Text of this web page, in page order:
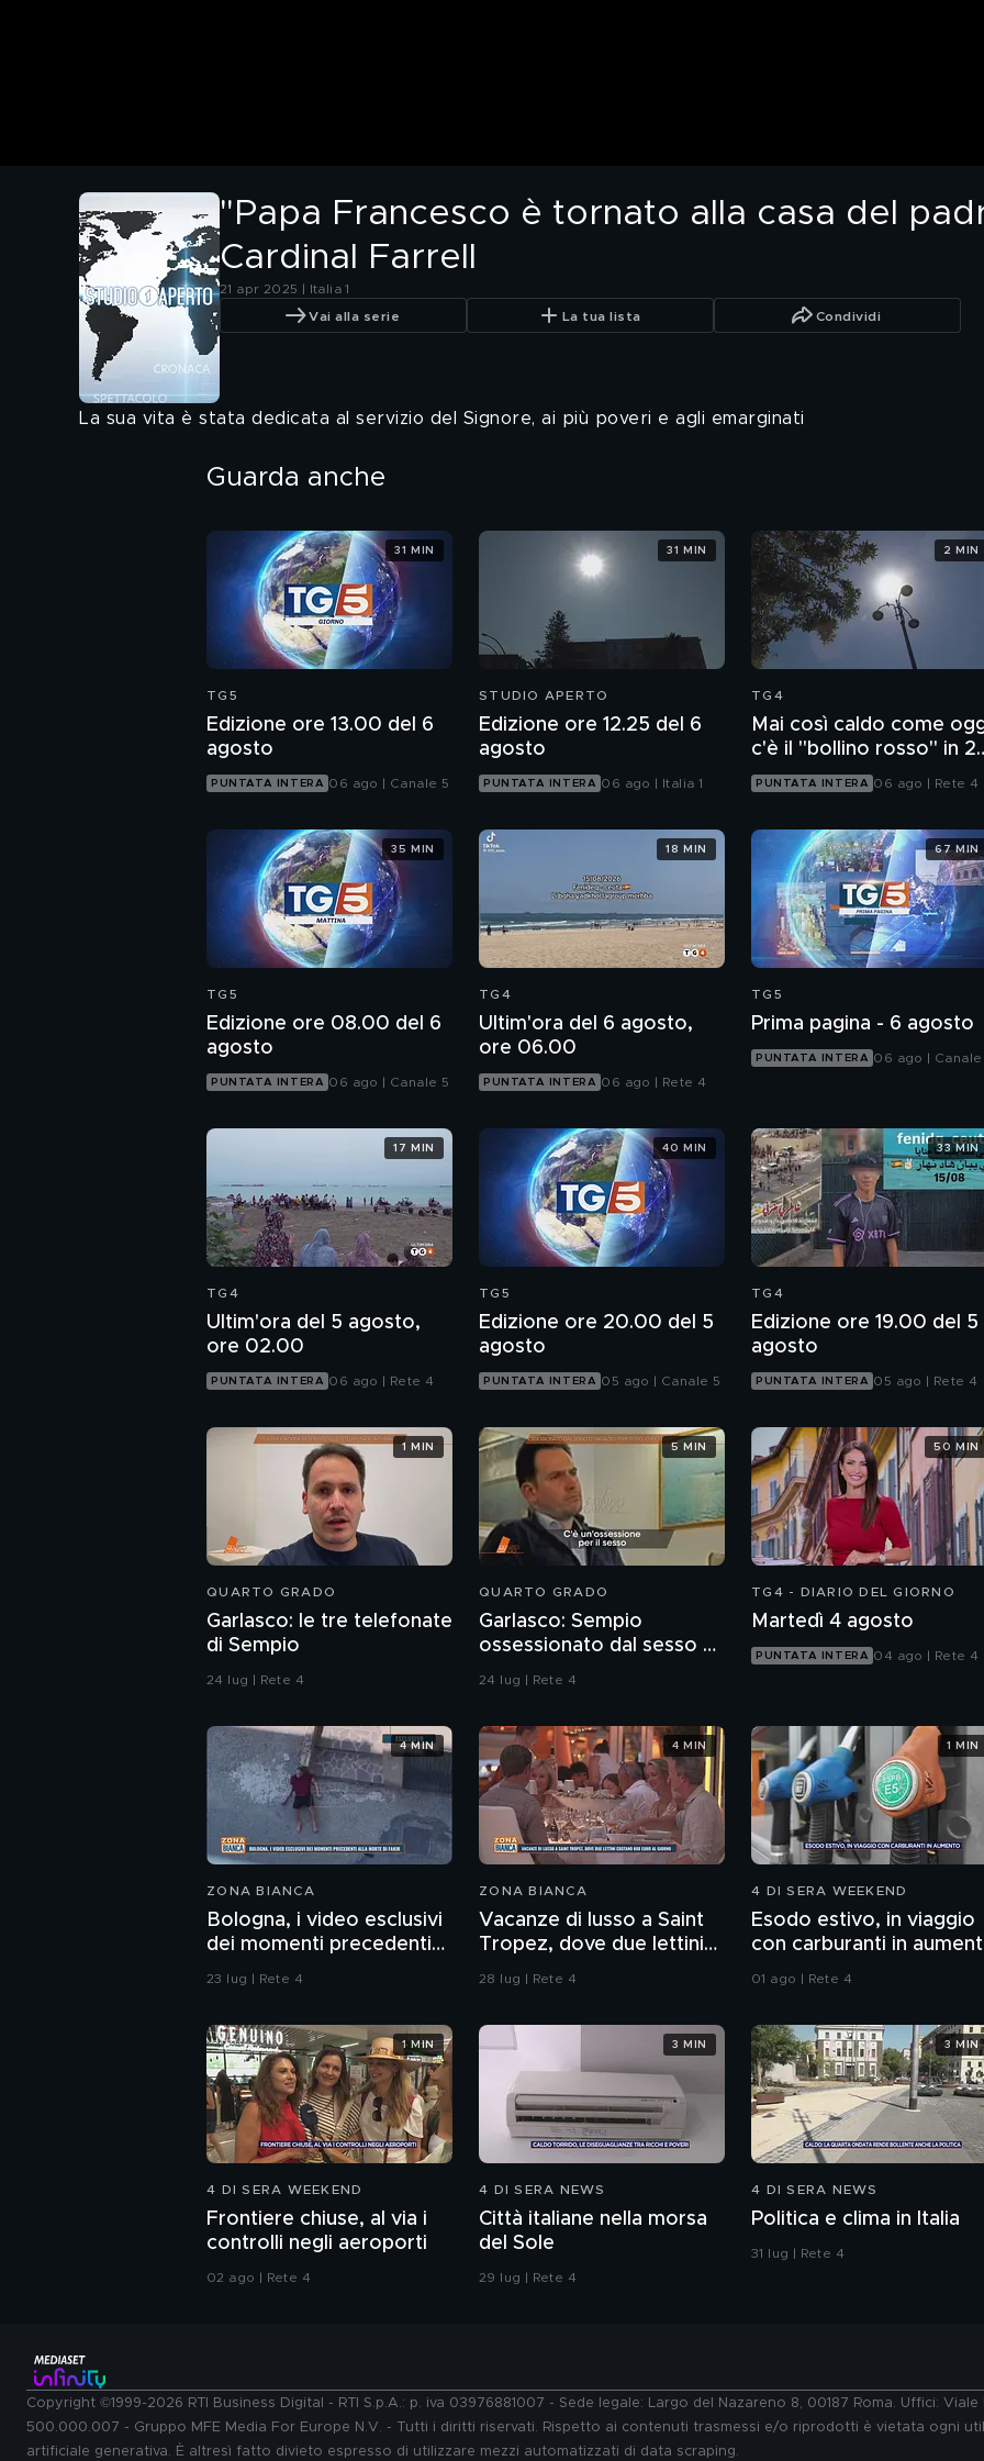
"Papa Francesco è tornato alla casa del
Cardinal Farrell
21 apr 2025 | Italia 1
Vai alla serie La tua lista Condividi
La sua vita è stata dedicata al servizio del Signore, ai più poveri e agli emarginati
Guarda anche
TG5
Edizione ore 13.00 del 6
agosto
PUNTATA INTERA 06 ago | Canale 5
31 MIN
STUDIO APERTO
Edizione ore 12.25 del 6
agosto
PUNTATA INTERA 06 ago | Italia 1
31 MIN
TG4
Mai così caldo come
c'è il "bollino rosso" in
città
PUNTATA INTERA 06 ago | Rete 4
2 MIN
TG5
Edizione ore 08.00 del 6
agosto
PUNTATA INTERA 06 ago | Canale 5
35 MIN
TG4
Ultim'ora del 6 agosto,
ore 06.00
PUNTATA INTERA 06 ago | Rete 4
18 MIN
TG5
Prima pagina - 6 agosto
PUNTATA INTERA 06 ago | Canale
67 MIN
TG4
Ultim'ora del 5 agosto,
ore 02.00
PUNTATA INTERA 06 ago | Rete 4
17 MIN
TG5
Edizione ore 20.00 del 5
agosto
PUNTATA INTERA 05 ago | Canale 5
40 MIN
TG4
Edizione ore 19.00 del 5
agosto
PUNTATA INTERA 05 ago | Rete 4
33 MIN
QUARTO GRADO
Garlasco: le tre telefonate
di Sempio
24 lug | Rete 4
1 MIN
QUARTO GRADO
Garlasco: Sempio
ossessionato dal sesso o
ragazzo rispettoso?
24 lug | Rete 4
5 MIN
TG4 - DIARIO DEL GIORNO
Martedì 4 agosto
PUNTATA INTERA 04 ago | Rete 4
50 MIN
ZONA BIANCA
Bologna, i video esclusivi
dei momenti precedenti
alla morte di Fakir
23 lug | Rete 4
4 MIN
ZONA BIANCA
Vacanze di lusso a Saint
Tropez, dove due lettini
costano 800 euro al
28 lug | Rete 4
4 MIN
4 DI SERA WEEKEND
Esodo estivo, in viaggio
con carburanti in
01 ago | Rete 4
1 MIN
4 DI SERA WEEKEND
Frontiere chiuse, al via i
controlli negli aeroporti
02 ago | Rete 4
1 MIN
4 DI SERA NEWS
Città italiane nella morsa
del Sole
29 lug | Rete 4
3 MIN
4 DI SERA NEWS
Politica e clima in Italia
31 lug | Rete 4
3 MIN
Copyright ©1999-2026 RTI Business Digital - RTI S.p.A.: p. iva 03976881007 - Sede legale: Largo del Nazareno 8, 00187 Roma. Uffici:
500.000.007 - Gruppo MFE Media For Europe N.V. - Tutti i diritti riservati. Rispetto ai contenuti trasmessi e/o riprodotti è vietata ogni
artificiale generativa. È altresì fatto divieto espresso di utilizzare mezzi automatizzati di data scraping.